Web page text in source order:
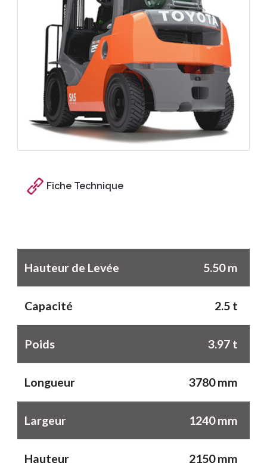
Fiche Technique
Hauteur de Levée 5.50 m
Capacité 2.5 t
Poids 3.97 t
Longueur 3780 mm
Largeur 1240 mm
Hauteur 2150 mm